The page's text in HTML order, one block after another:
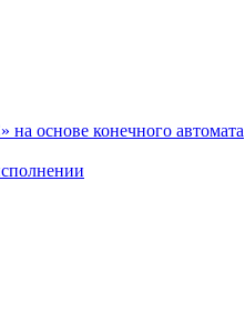
основе конечного автомата